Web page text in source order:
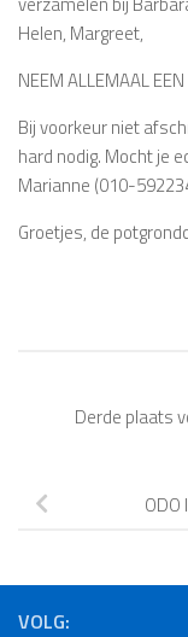
Helen, Margreet,
NEEM ALLEMAAL EEN
Bij voorkeur niet
hard nodig. Mocht je
Marianne (010-
Groetjes, de
Derde plaats
VOLG: